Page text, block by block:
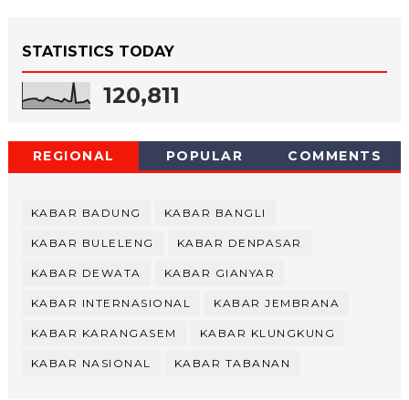
STATISTICS TODAY
120,811
REGIONAL POPULAR COMMENTS
KABAR BADUNG KABAR BANGLI
KABAR BULELENG KABAR DENPASAR
KABAR DEWATA KABAR GIANYAR
KABAR INTERNASIONAL KABAR JEMBRANA
KABAR KARANGASEM KABAR KLUNGKUNG
KABAR NASIONAL KABAR TABANAN